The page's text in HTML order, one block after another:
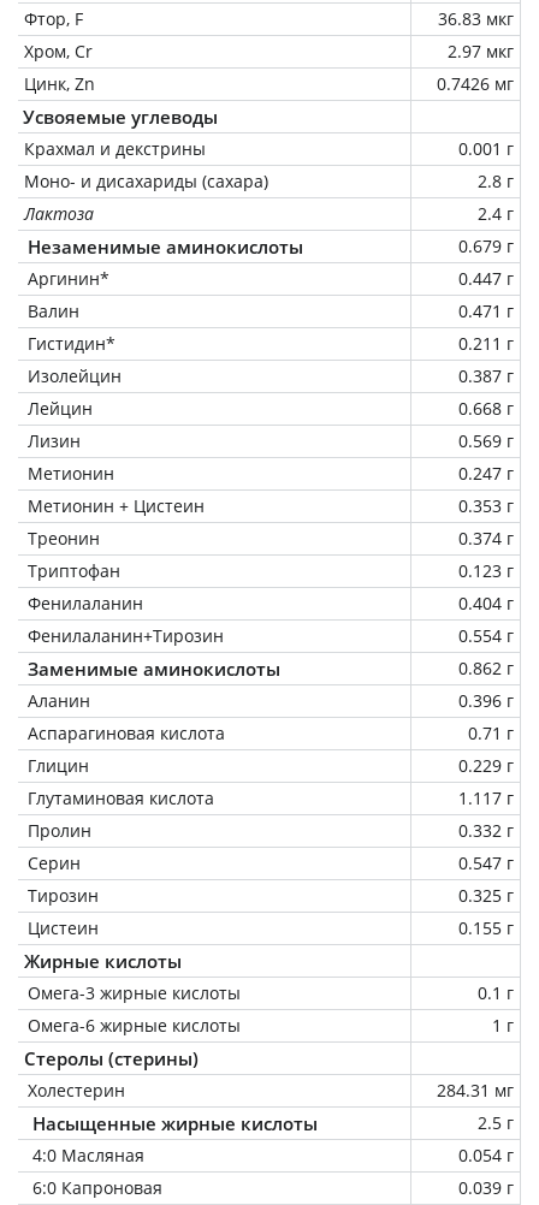
Фтор, F
36.83 мкг
Хром, Cr
2.97 мкг
Цинк, Zn
0.7426 мг
Усвояемые углеводы
Крахмал и декстрины
0.001 г
Моно- и дисахариды (сахара)
2.8 г
Лактоза
2.4 г
Незаменимые аминокислоты
0.679 г
Аргинин*
0.447 г
Валин
0.471 г
Гистидин*
0.211 г
Изолейцин
0.387 г
Лейцин
0.668 г
Лизин
0.569 г
Метионин
0.247 г
Метионин + Цистеин
0.353 г
Треонин
0.374 г
Триптофан
0.123 г
Фенилаланин
0.404 г
Фенилаланин+Тирозин
0.554 г
Заменимые аминокислоты
0.862 г
Аланин
0.396 г
Аспарагиновая кислота
0.71 г
Глицин
0.229 г
Глутаминовая кислота
1.117 г
Пролин
0.332 г
Серин
0.547 г
Тирозин
0.325 г
Цистеин
0.155 г
Жирные кислоты
Омега-3 жирные кислоты
0.1 г
Омега-6 жирные кислоты
1 г
Стеролы (стерины)
Холестерин 284.31 мг
Насыщенные жирные кислоты
2.5 г
4:0 Масляная
0.054 г
6:0 Капроновая
0.039 г